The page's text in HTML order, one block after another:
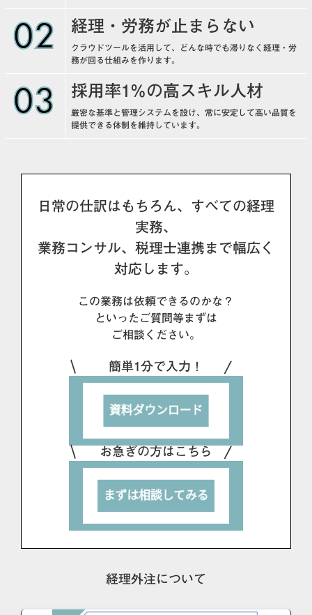
02 経理・労務が止まらない
クラウドツールを活用して、どんな時でも滞りなく経理・労
務が回る仕組みを作ります。
03 採用率1%の高スキル人材
厳密な基準と管理システムを設け、常に安定して高い品質を
提供できる体制を維持しています。
日常の仕訳はもちろん、すべての経理
実務、
業務コンサル、税理士連携まで幅広く
対応します。
この業務は依頼できるのかな？
といったご質問等まずは
ご相談ください。
簡単1分で入力！
お急ぎの方はこちら
経理外注について